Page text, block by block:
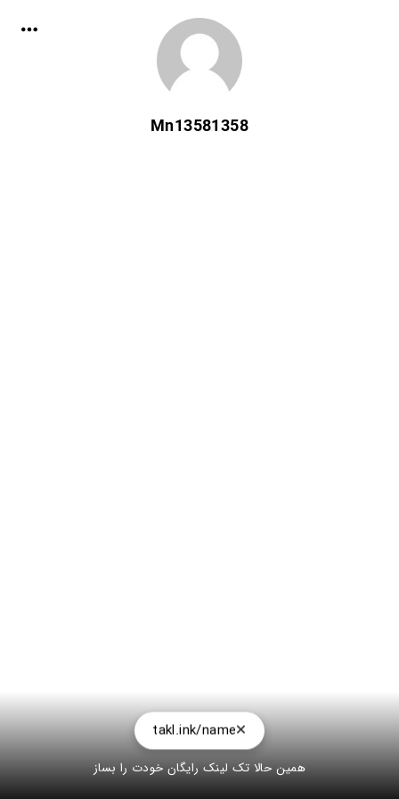
Mn13581358
takl.ink/name
همین حالا تک لینک رایگان خودت را بساز